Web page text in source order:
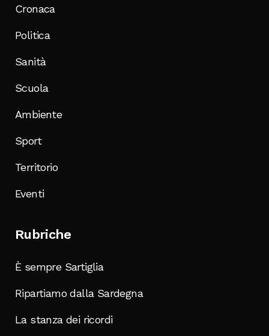
Cronaca
Politica
Sanità
Scuola
Ambiente
Sport
Territorio
Eventi
Rubriche
È sempre Sartiglia
Ripartiamo dalla Sardegna
La stanza dei ricordi